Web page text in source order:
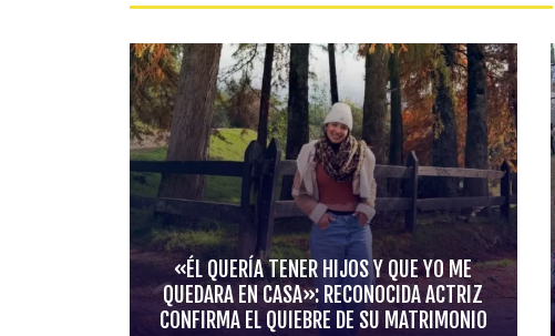
«ÉL QUERÍA TENER HIJOS Y QUE YO ME
QUEDARA EN CASA»: RECONOCIDA ACTRIZ
CONFIRMA EL QUIEBRE DE SU MATRIMONIO